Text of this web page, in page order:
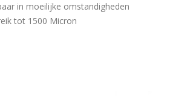
in moeilijke omstandigheden
tot 1500 Micron